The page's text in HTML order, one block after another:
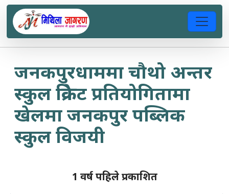
जनकपुरधाममा चौथो अन्तर
स्कुल क्रिकेट प्रतियोगितामा
खेलमा जनकपुर पब्लिक
स्कुल विजयी
1 वर्ष पहिले प्रकाशित